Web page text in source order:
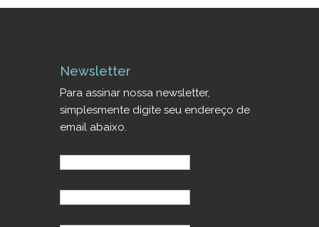
Newsletter
Para assinar nossa newsletter,
simplesmente digite seu endereço de
email abaixo.